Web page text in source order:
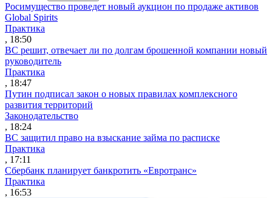
Росимущество проведет новый аукцион по продаже активов
Global Spirits
Практика
, 18:50
ВС решит, отвечает ли по долгам брошенной компании новый
руководитель
Практика
, 18:47
Путин подписал закон о новых правилах комплексного
развития территорий
Законодательство
, 18:24
ВС защитил право на взыскание займа по расписке
Практика
, 17:11
Сбербанк планирует банкротить «Евротранс»
Практика
, 16:53